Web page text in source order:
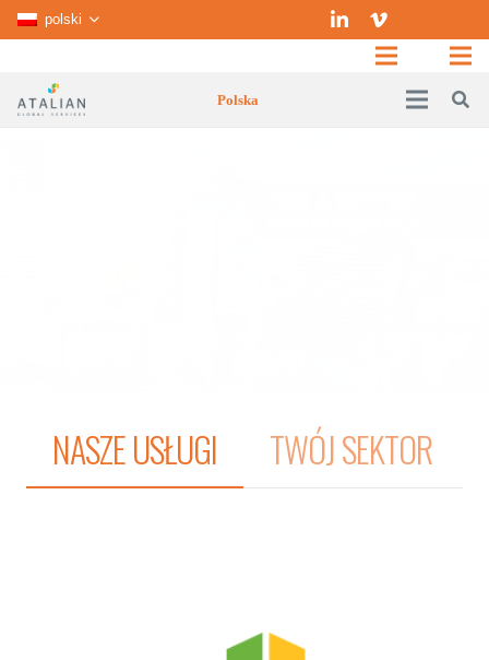
polski
Polska
NASZE USŁUGI TWÓJ SEKTOR